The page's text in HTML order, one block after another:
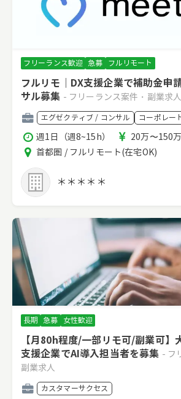
フリーランス歓迎 急募 フルリモート
フルリモ｜DX支援企業で補助金申
サル募集 - フリーランス案件・副業求人
職
種
エグゼクティブ / コンサル コーポレー
稼
働
時
間
週1日（週8~15h）
報
酬
20万〜150万
エ
ア
首都圏 / フルリモート(在宅OK)
＊＊＊＊＊
長期 急募 女性歓迎
【月80h程度/一部リモ可/副業可】
支援企業でAI導入担当者を募集 - フ
副業求人
職
カスタマーサクセス